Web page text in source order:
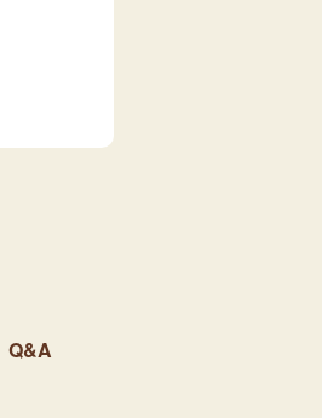
Q&A